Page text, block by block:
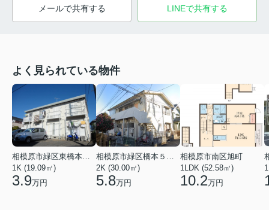
メールで共有する LINEで共有する
よく見られている物件
相模原市緑区東橋本３丁目
1K (19.09㎡)
3.9万円
相模原市緑区橋本５丁目
2K (30.00㎡)
5.8万円
相模原市南区旭町
1LDK (52.58㎡)
10.2万円